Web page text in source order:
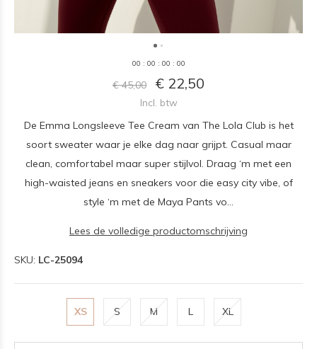
00 : 00 : 00 : 00
€ 45,00 € 22,50
Incl. btw
De Emma Longsleeve Tee Cream van The Lola Club is het
soort sweater waar je elke dag naar grijpt. Casual maar
clean, comfortabel maar super stijlvol. Draag ‘m met een
high-waisted jeans en sneakers voor die easy city vibe, of
style ‘m met de Maya Pants vo...
Lees de volledige productomschrijving
SKU: LC-25094
XS S M L XL